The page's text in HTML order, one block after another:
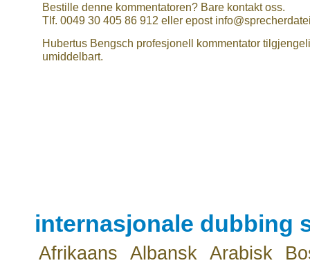
Bestille denne kommentatoren? Bare kontakt oss.
Tlf. 0049 30 405 86 912 eller epost
Hubertus Bengsch profesjonell kommentator
umiddelbart.
internasjonale dubbing
Afrikaans Albansk Arabisk